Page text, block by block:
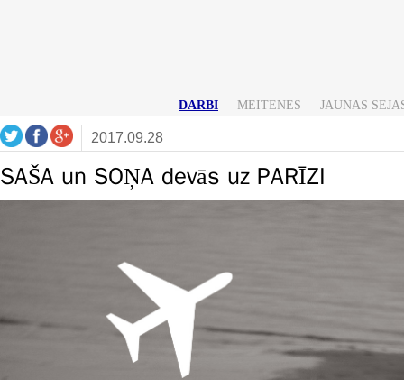
DARBI MEITENES JAUNAS
2017.09.28
SAŠA un SOŅA devās uz PARĪZI